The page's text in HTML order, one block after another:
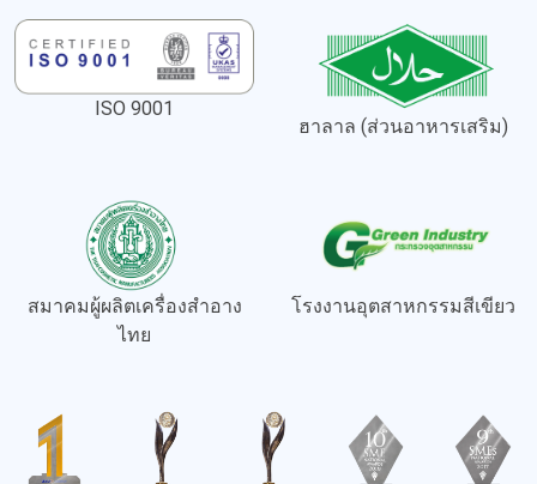
ISO 9001
ฮาลาล (ส่วนอาหารเสริม)
สมาคมผู้ผลิตเครื่องสำอาง
ไทย
โรงงานอุตสาหกรรมสีเขียว